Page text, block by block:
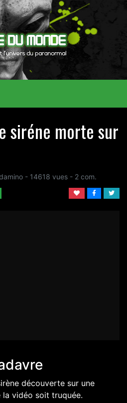
siréne morte sur
- 14618 vues - 2 com.
découverte sur une
la vidéo soit truquée.